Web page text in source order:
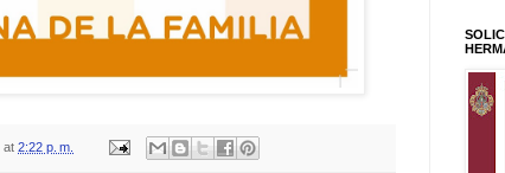
at 2:22 p. m.